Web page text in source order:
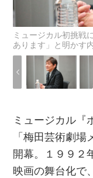
ミュージカル初挑戦
あります」と明かす
ミュージカル『
「梅田芸術劇
開幕。１９９２
映画の舞台化で